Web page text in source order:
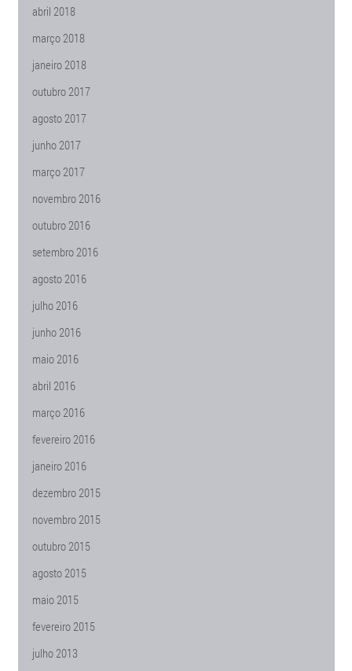
abril 2018
março 2018
janeiro 2018
outubro 2017
agosto 2017
junho 2017
março 2017
novembro 2016
outubro 2016
setembro 2016
agosto 2016
julho 2016
junho 2016
maio 2016
abril 2016
março 2016
fevereiro 2016
janeiro 2016
dezembro 2015
novembro 2015
outubro 2015
agosto 2015
maio 2015
fevereiro 2015
julho 2013